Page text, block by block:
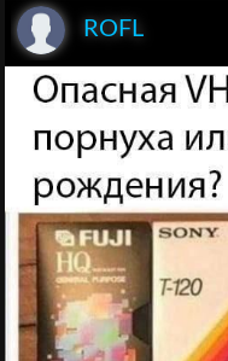
ROFL